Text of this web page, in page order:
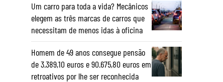
Um carro para toda a vida? Mecânicos
elegem as três marcas de carros que
necessitam de menos idas à oficina
Homem de 49 anos consegue pensão
de 3.389,10 euros e 90.675,80 euros em
retroativos por lhe ser reconhecida